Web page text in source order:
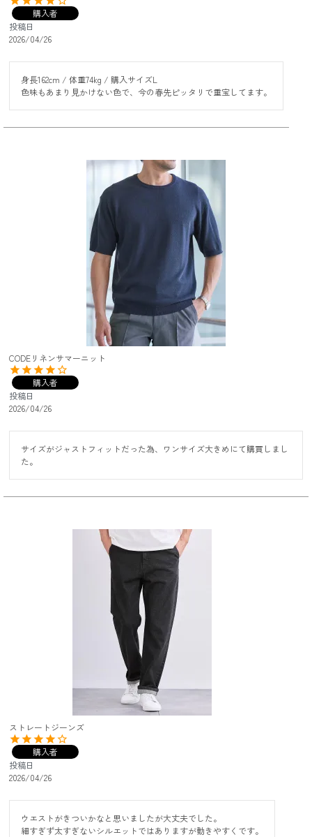
購入者
投稿日
2026/04/26
身長162cm / 体重74kg / 購入サイズL
色味もあまり見かけない色で、今の春先ピッタリで重宝してます。
CODEリネンサマーニット
購入者
投稿日
2026/04/26
サイズがジャストフィットだった為、ワンサイズ大きめにて購買しまし
た。
ストレートジーンズ
購入者
投稿日
2026/04/26
ウエストがきついかなと思いましたが大丈夫でした。
細すぎず太すぎないシルエットではありますが動きやすくです。